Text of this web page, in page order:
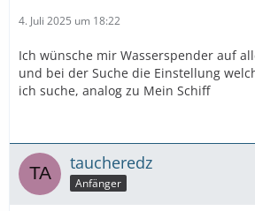
4. Juli 2025 um 18:22
Ich wünsche mir Wasserspender auf
und bei der Suche die Einstellung
ich suche, analog zu Mein Schiff
taucheredz
Anfänger